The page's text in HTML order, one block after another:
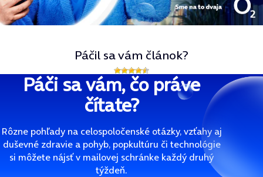
Páčil sa vám článok?
Páči sa vám, čo práve
čítate?
Rôzne pohľady na celospoločenské otázky, vzťahy aj
duševné zdravie a pohyb, popkultúru či technológie
si môžete nájsť v mailovej schránke každý druhý
týždeň.